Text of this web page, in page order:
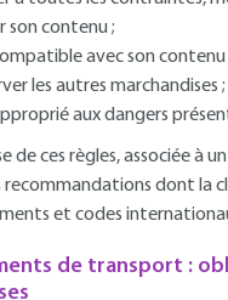
son contenu ;
avec son contenu
les autres marchandises ;
aux dangers
de ces règles, associée à
recommandations dont la
et codes
de transport :